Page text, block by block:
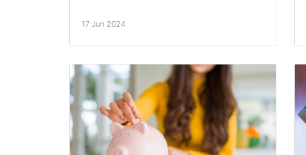
17 Jun 2024